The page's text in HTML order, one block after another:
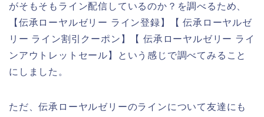
がそもそもライン配信しているのか？を調べるため、
【伝承ローヤルゼリー ライン登録】【 伝承ローヤルゼ
リー ライン割引クーポン】【 伝承ローヤルゼリー ライ
ンアウトレットセール】という感じで調べてみること
にしました。
ただ、伝承ローヤルゼリーのラインについて友達にも